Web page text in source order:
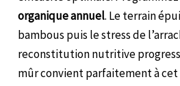
organique annuel. Le terrain
bambous puis le stress de
reconstitution nutritive
mûr convient parfaitement à cet